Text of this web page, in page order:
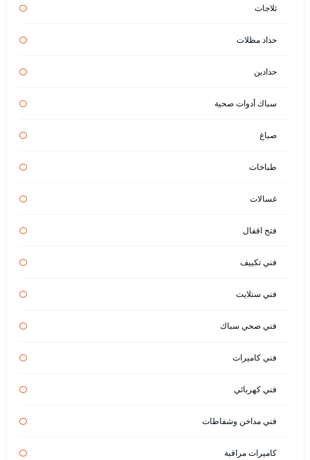
ثلاجات
حداد مظلات
حدادين
سباك أدوات صحية
صباغ
طباخات
غسالات
فتح اقفال
فني تكييف
فني ستلايت
فني صحي سباك
فني كاميرات
فني كهربائي
فني مداخن وشفاطات
كاميرات مراقبة